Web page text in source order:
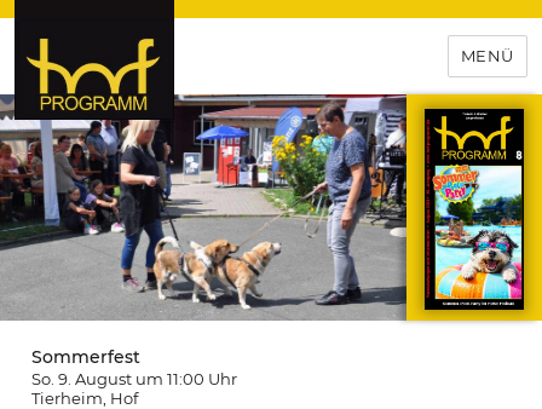
hof-programm – das
Veranstaltungsportal für
Hochfranken
MENÜ
Sommerfest
So. 9. August um 11:00 Uhr
Tierheim , Hof